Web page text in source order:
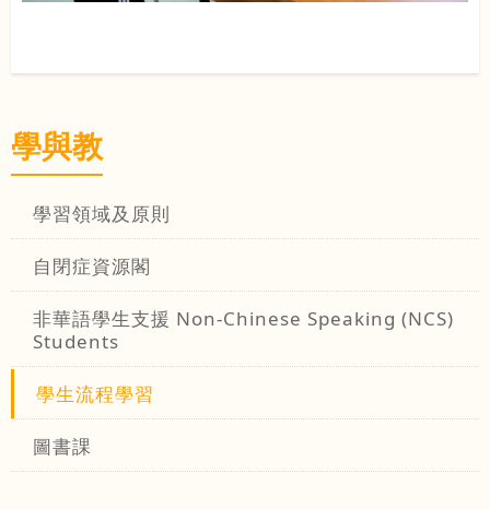
學與教
學習領域及原則
自閉症資源閣
非華語學生支援 Non-Chinese Speaking (NCS)
Students
學生流程學習
圖書課